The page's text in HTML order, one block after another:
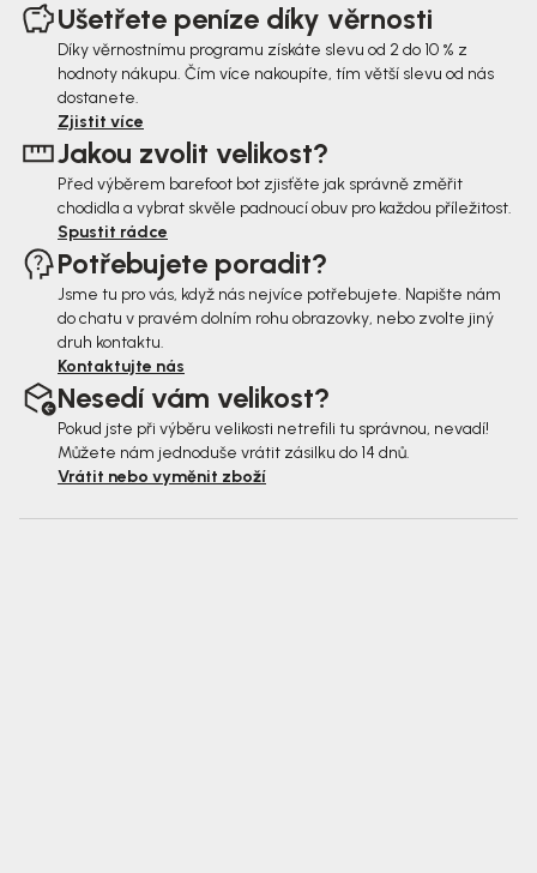
Ušetřete peníze díky věrnosti
Díky věrnostnímu programu získáte slevu od 2 do 10 % z
hodnoty nákupu. Čím více nakoupíte, tím větší slevu od nás
dostanete.
Zjistit více
Jakou zvolit velikost?
Před výběrem barefoot bot zjisťěte jak správně změřit
chodidla a vybrat skvěle padnoucí obuv pro každou příležitost.
Spustit rádce
Potřebujete poradit?
Jsme tu pro vás, když nás nejvíce potřebujete. Napište nám
do chatu v pravém dolním rohu obrazovky, nebo zvolte jiný
druh kontaktu.
Kontaktujte nás
Nesedí vám velikost?
Pokud jste při výběru velikosti netrefili tu správnou, nevadí!
Můžete nám jednoduše vrátit zásilku do 14 dnů.
Vrátit nebo vyměnit zboží